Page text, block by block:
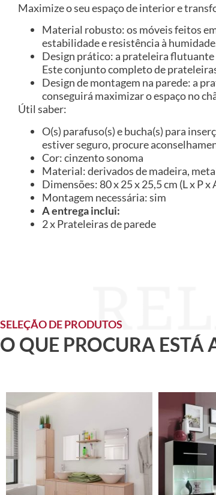
Maximize o seu espaço de interior e
Material robusto: os móveis feitos
estabilidade e resistência à
Design prático: a prateleira flutuante
Este conjunto completo de
Design de montagem na parede: a
conseguirá maximizar o espaço no
Útil saber:
O(s) parafuso(s) e bucha(s) para
estiver seguro, procure
Cor: cinzento sonoma
Material: derivados de madeira,
Dimensões: 80 x 25 x 25,5 cm (L x P x
Montagem necessária: sim
A entrega inclui:
2 x Prateleiras de parede
SELEÇÃO DE PRODUTOS
O QUE PROCURA ESTÁ